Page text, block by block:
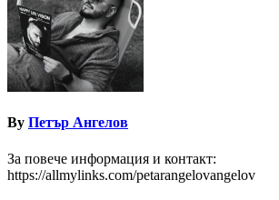
By Петър Ангелов
За повече информация и контакт:
https://allmylinks.com/petarangelovangelov